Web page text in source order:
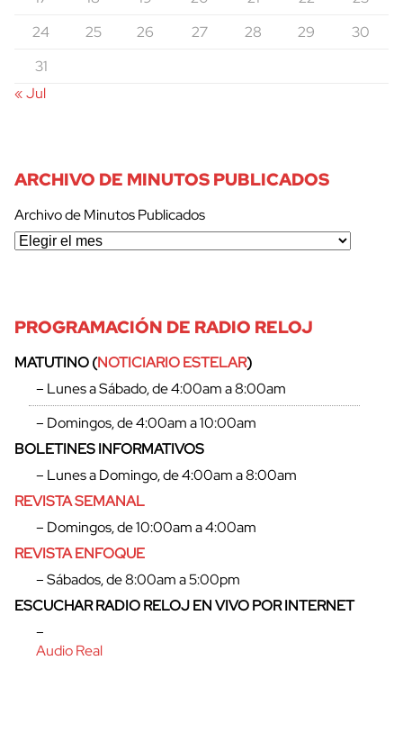
cerrar
24
25 26 27 28 29
30
31
« Jul
ARCHIVO DE MINUTOS PUBLICADOS
Archivo de Minutos Publicados
PROGRAMACIÓN DE RADIO RELOJ
MATUTINO (NOTICIARIO ESTELAR)
– Lunes a Sábado, de 4:00am a 8:00am
– Domingos, de 4:00am a 10:00am
BOLETINES INFORMATIVOS
– Lunes a Domingo, de 4:00am a 8:00am
REVISTA SEMANAL
– Domingos, de 10:00am a 4:00am
REVISTA ENFOQUE
– Sábados, de 8:00am a 5:00pm
ESCUCHAR RADIO RELOJ EN VIVO POR INTERNET
–
Audio Real